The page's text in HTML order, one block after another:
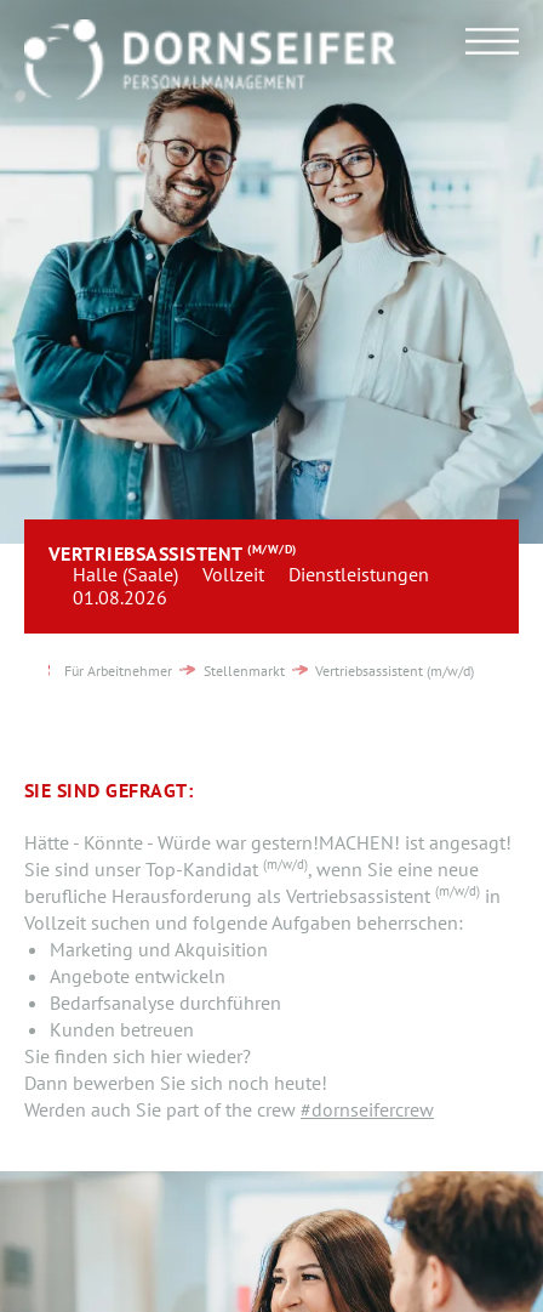
VERTRIEBSASSISTENT(M/W/D)
Halle (Saale) Vollzeit
Dienstleistungen
01.08.2026
Für Arbeitnehmer Stellenmarkt Vertriebsassistent (m/w/d)
SIE SIND GEFRAGT:
Hätte - Könnte - Würde war gestern!MACHEN! ist angesagt!
Sie sind unser Top-Kandidat (m/w/d), wenn Sie eine neue
berufliche Herausforderung als Vertriebsassistent (m/w/d) in
Vollzeit suchen und folgende Aufgaben beherrschen:
Marketing und Akquisition
Angebote entwickeln
Bedarfsanalyse durchführen
Kunden betreuen
Sie finden sich hier wieder?
Dann bewerben Sie sich noch heute!
Werden auch Sie part of the crew #dornseifercrew
Für Arbeitnehmer
Für Unternehmen
Dornseifer DNA
Referenzen
Stellenmarkt
Blog
Team
Kontakt